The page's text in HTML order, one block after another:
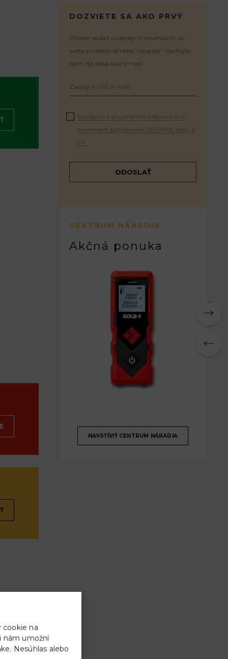
cookie na
nám umožní
Nesúhlas alebo
DOZVIETE SA AKO PRVÝ
Chcete vedieť o všetkých novinkách zo
sveta profesionálneho náradia? Nechajte
nám na seba svoj e-mail.
Súhlasím s prijímaním informácií o
novinkách spoločnosti TECHNIA, spol. s
r.o.
CENTRUM NÁRADIA
Akčná ponuka
NAVŠTÍVIŤ CENTRUM NÁRADIA